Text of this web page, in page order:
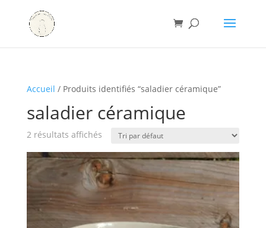
Accueil / Produits identifiés “saladier céramique”
saladier céramique
2 résultats affichés